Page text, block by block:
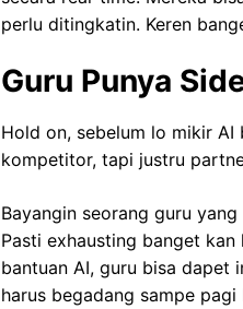
perlu ditingkatin. Keren
Guru Punya
Hold on, sebelum lo mikir
kompetitor, tapi justru
Bayangin seorang guru
Pasti exhausting banget kan
bantuan AI, guru bisa dapet
harus begadang sampe